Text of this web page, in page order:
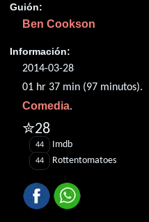
Guión:
Ben Cookson
Información:
2014-03-28
01 hr 37 min (97 minutos).
Comedia.
✮28
44 Imdb
44 Rottentomatoes